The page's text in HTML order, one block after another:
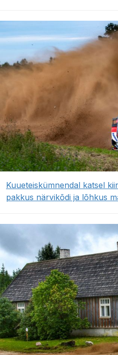
Kuueteiskümnendal katsel
pakkus närvikõdi ja lõhkus